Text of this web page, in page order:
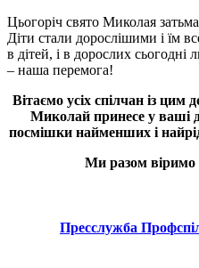
Цьогоріч свято Миколая
Діти стали дорослішими і їм
в дітей, і в дорослих
– наша перемога!
Вітаємо усіх спілчан із
Миколай принесе у ваші
посмішки найменших і
Ми разом віримо
Пресслужба